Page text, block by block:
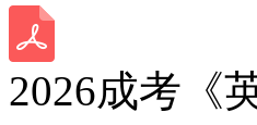
2026成考《